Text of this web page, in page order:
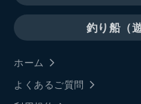
釣り船（
ホーム
よくあるご質問